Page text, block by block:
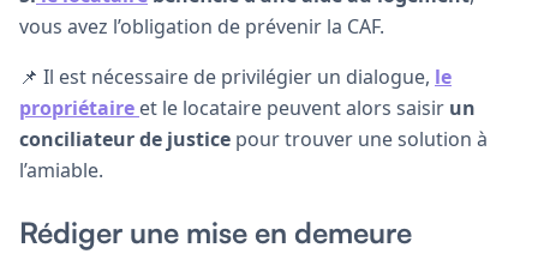
vous avez l’obligation de prévenir la CAF.
📌 Il est nécessaire de privilégier un dialogue, le
propriétaire et le locataire peuvent alors saisir un
conciliateur de justice pour trouver une solution à
l’amiable.
Rédiger une mise en demeure